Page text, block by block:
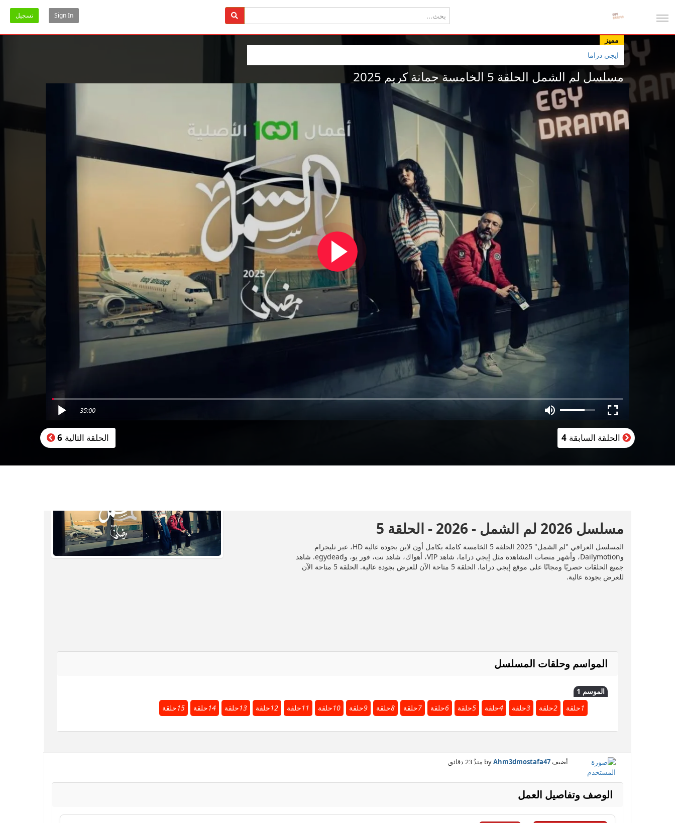
Sign In تسجيل
مميز
ايجي دراما
مسلسل لم الشمل الحلقة 5 الخامسة جمانة كريم 2025
35:00
الحلقة السابقة 4 الحلقة التالية 6
مسلسل 2026 لم الشمل - 2026 - الحلقة 5
المسلسل العراقي "لم الشمل" 2025 الحلقة 5 الخامسة كاملة بكامل أون لاين بجودة عالية HD، عبر تليجرام
وDailymotion، وأشهر منصات المشاهدة مثل إيجي دراما، شاهد VIP، أهواك، شاهد نت، فور يو، وegydead. شاهد
جميع الحلقات حصريًا ومجانًا على موقع إيجي دراما. الحلقة 5 متاحة الآن للعرض بجودة عالية. الحلقة 5 متاحة الآن
للعرض بجودة عالية.
المواسم وحلقات المسلسل
الموسم 1
1حلقة 2حلقة 3حلقة 4حلقة 5حلقة 6حلقة 7حلقة 8حلقة 9حلقة 10حلقة 11حلقة 12حلقة 13حلقة 14حلقة 15حلقة
أضيف by Ahm3dmostafa47 منذُ23 دقائق
الوصف وتفاصيل العمل